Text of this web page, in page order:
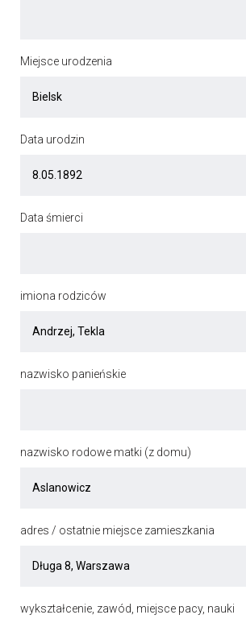
Miejsce urodzenia
Data urodzin
Data śmierci
imiona rodziców
nazwisko panieńskie
nazwisko rodowe matki (z domu)
adres / ostatnie miejsce zamieszkania
wykształcenie, zawód, miejsce pacy, nauki